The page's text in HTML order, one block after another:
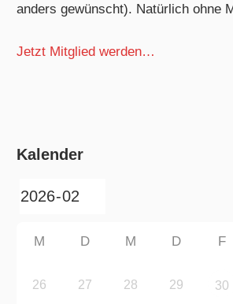
anders gewünscht). Natürlich ohne
Jetzt Mitglied werden…
Kalender
M D M D F
26 27 28 29 30